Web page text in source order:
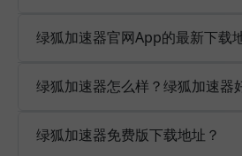
绿狐加速器官网App的最新下载
绿狐加速器怎么样？绿狐加速器
绿狐加速器免费版下载地址？